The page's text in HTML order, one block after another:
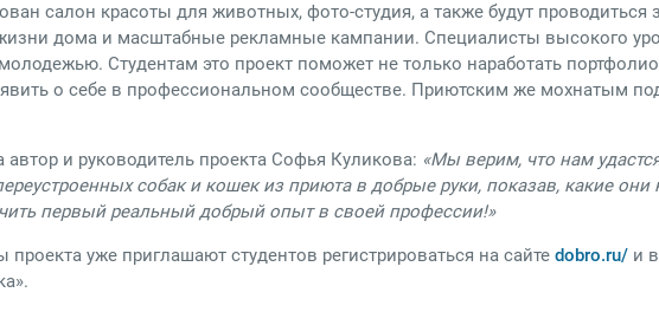
салон красоты для животных, фото-студия, а также будут проводиться
дома и масштабные рекламные кампании. Специалисты высокого
Студентам это проект поможет не только наработать
о себе в профессиональном сообществе. Приютским же мохнатым
автор и руководитель проекта Софья Куликова: «Мы верим, что нам
собак и кошек из приюта в добрые руки, показав, какие они
первый реальный добрый опыт в своей профессии!»
проекта уже приглашают студентов регистрироваться на сайте dobro.ru/ и